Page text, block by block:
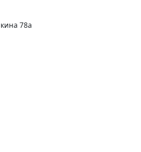
78а